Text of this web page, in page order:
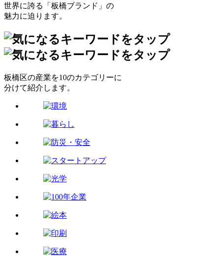
世界に誇る「板橋ブランド」の
魅力に迫ります。
板橋区の産業を10のカテゴリーに
分けて紹介します。